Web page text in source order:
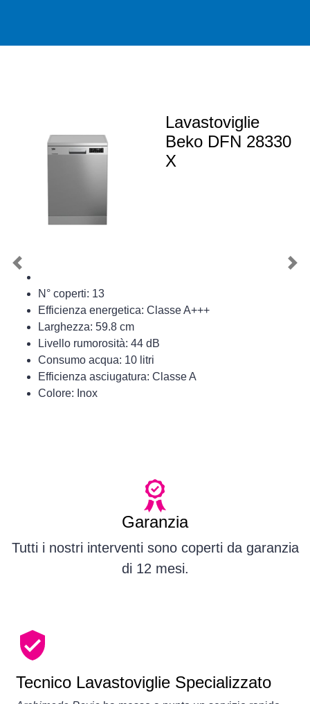
Lavastoviglie
Beko DFN 28330
X
N° coperti: 13
Efficienza energetica: Classe A+++
Larghezza: 59.8 cm
Livello rumorosità: 44 dB
Consumo acqua: 10 litri
Efficienza asciugatura: Classe A
Colore: Inox
Previous
Garanzia
Tutti i nostri interventi sono coperti da garanzia
di 12 mesi.
Tecnico Lavastoviglie Specializzato